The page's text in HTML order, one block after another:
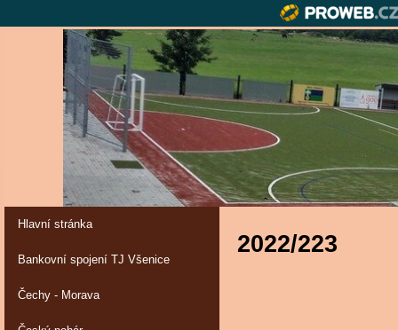
Hlavní stránka
Bankovní spojení TJ Všenice
Čechy - Morava
2022/223